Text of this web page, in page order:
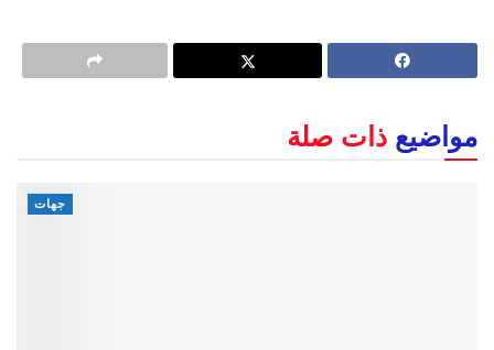
مواضيع ذات صلة
جهات